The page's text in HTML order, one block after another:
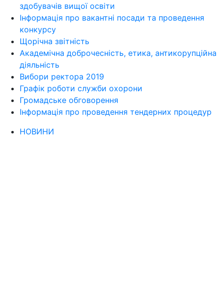
здобувачів вищої освіти
Інформація про вакантні посади та проведення
конкурсу
Щорічна звітність
Академічна доброчесність, етика, антикорупційна
діяльність
Вибори ректора 2019
Графік роботи служби охорони
Громадське обговорення
Інформація про проведення тендерних процедур
НОВИНИ